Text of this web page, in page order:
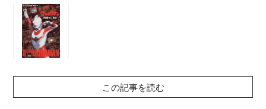
この記事を読む